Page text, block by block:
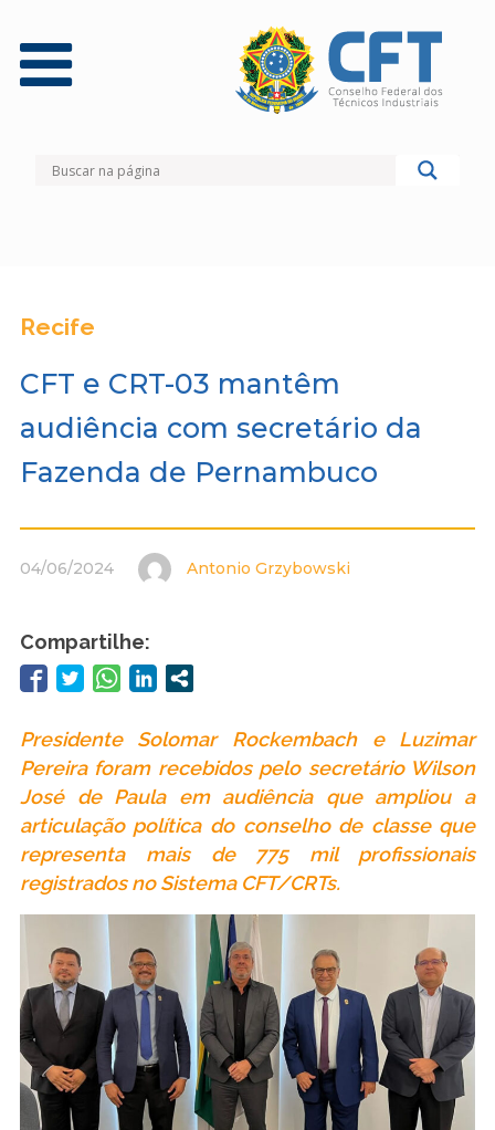
Recife
CFT e CRT-03 mantêm
audiência com secretário da
Fazenda de Pernambuco
04/06/2024 Antonio Grzybowski
Compartilhe:
Presidente Solomar Rockembach e Luzimar
Pereira foram recebidos pelo secretário Wilson
José de Paula em audiência que ampliou a
articulação política do conselho de classe que
representa mais de 775 mil profissionais
registrados no Sistema CFT/CRTs.